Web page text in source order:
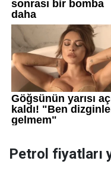
Petrol fiyatları